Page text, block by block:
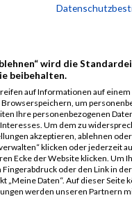
Rohde
0000 GER
&
Schwarz
0000 GER
Rohde
&
Schwarz
wird die
beibehalten.
auf Informationen auf einem
um
Ihre personenbezogenen
Um dem zu
akzeptieren, ablehnen
klicken oder jederzeit
Ecke der Website klicken. Um
oder den Link in
„Meine Daten“. Auf dieser Seite
werden unseren Partnern